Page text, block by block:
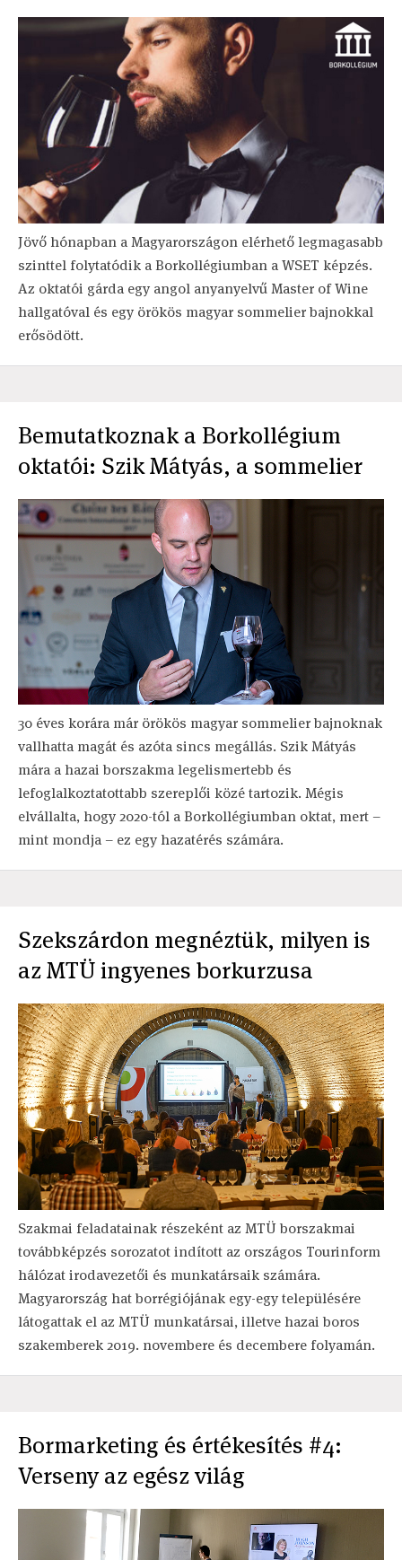
Jövő hónapban a Magyarországon elérhető legmagasabb
szinttel folytatódik a Borkollégiumban a WSET képzés.
Az oktatói gárda egy angol anyanyelvű Master of Wine
hallgatóval és egy örökös magyar sommelier bajnokkal
erősödött.
Bemutatkoznak a Borkollégium
oktatói: Szik Mátyás, a sommelier
30 éves korára már örökös magyar sommelier bajnoknak
vallhatta magát és azóta sincs megállás. Szik Mátyás
mára a hazai borszakma legelismertebb és
lefoglalkoztatottabb szereplői közé tartozik. Mégis
elvállalta, hogy 2020-tól a Borkollégiumban oktat, mert –
mint mondja – ez egy hazatérés számára.
Szekszárdon megnéztük, milyen is
az MTÜ ingyenes borkurzusa
Szakmai feladatainak részeként az MTÜ borszakmai
továbbképzés sorozatot indított az országos Tourinform
hálózat irodavezetői és munkatársaik számára.
Magyarország hat borrégiójának egy-egy településére
látogattak el az MTÜ munkatársai, illetve hazai boros
szakemberek 2019. novembere és decembere folyamán.
Bormarketing és értékesítés #4:
Verseny az egész világ